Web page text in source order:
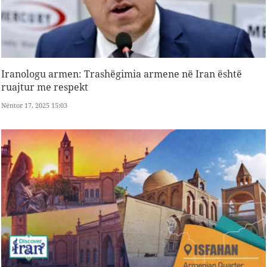
Iranologu armen: Trashëgimia armene në Iran është
ruajtur me respekt
Nëntor 17, 2025 15:03